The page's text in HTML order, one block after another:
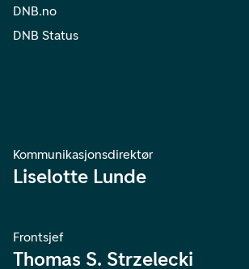
DNB.no
DNB Status
Kommunikasjonsdirektør
Liselotte Lunde
Frontsjef
Thomas S. Strzelecki